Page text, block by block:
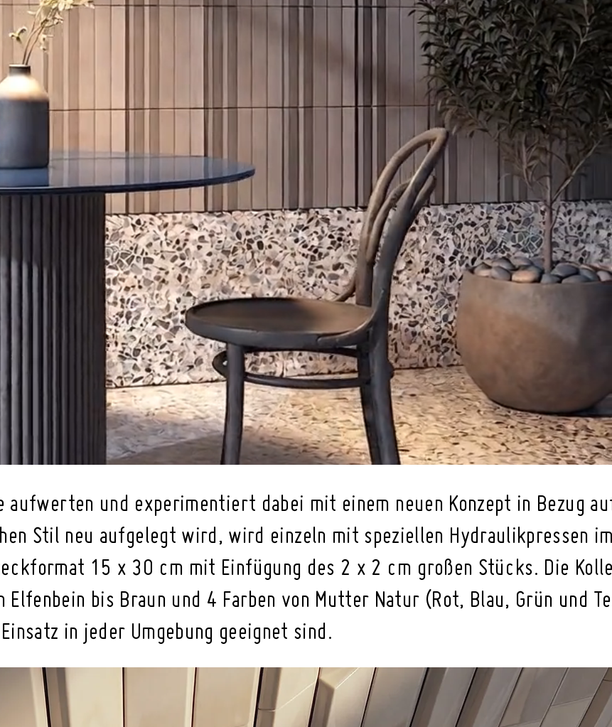
und experimentiert dabei mit einem neuen Konzept in Bezug
Stil neu aufgelegt wird, wird einzeln mit speziellen Hydraulikpressen
15 x 30 cm mit Einfügung des 2 x 2 cm großen Stücks. Die
Elfenbein bis Braun und 4 Farben von Mutter Natur (Rot, Blau, Grün und
in jeder Umgebung geeignet sind.